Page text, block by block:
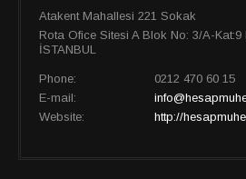
Atakent Mahallesi 221 Sokak
Rota Ofice Sitesi A Blok No: 3/A-
İSTANBUL
Phone:
0212 470 60 15
E-mail:
Website:
http://